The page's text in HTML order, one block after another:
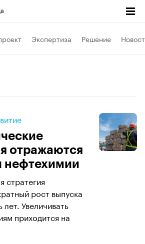
Экспертиза Решение
отражаются
нефтехимии
стратегия
рост выпуска
Увеличивать
приходится на